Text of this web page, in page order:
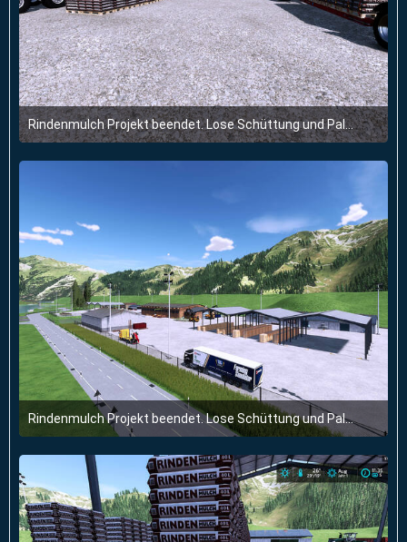
Rindenmulch Projekt beendet. Lose Schüttung und Paletten. Alles im Sägewerk.
15. Juli 2024 um 18:17
1
Rindenmulch Projekt beendet. Lose Schüttung und Paletten. Alles im Sägewerk.
15. Juli 2024 um 18:17
1